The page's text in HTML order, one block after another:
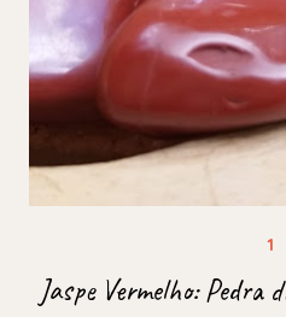
Jaspe Vermelho: Pedra